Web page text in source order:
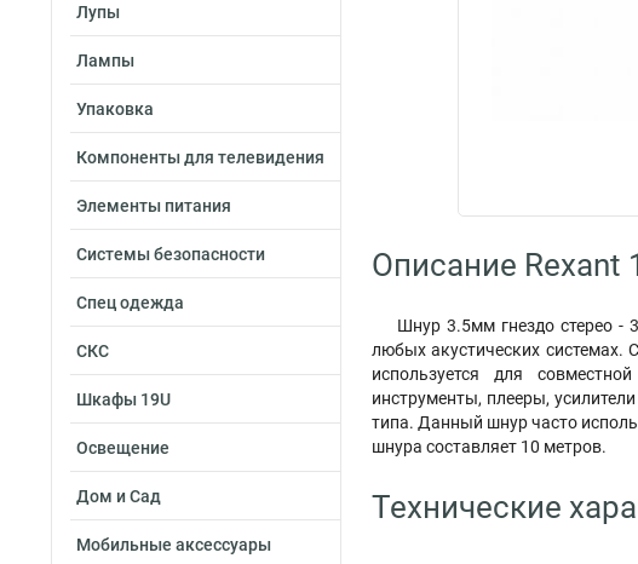
Лупы
Лампы
Упаковка
Компоненты для телевидения
Элементы питания
Системы безопасности
Спец одежда
СКС
Шкафы 19U
Освещение
Дом и Сад
Мобильные аксессуары
Описание Rexant
Шнур 3.5мм гнездо стерео -
любых акустических системах.
используется для
инструменты, плееры,
типа. Данный шнур часто
шнура составляет 10 метров.
Технические